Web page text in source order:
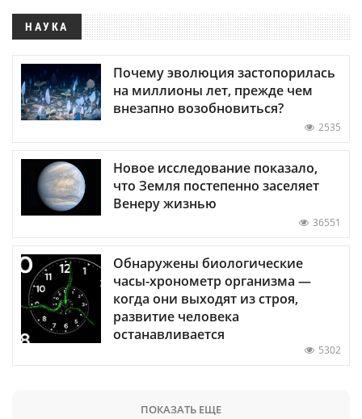
НАУКА
Почему эволюция застопорилась
на миллионы лет, прежде чем
внезапно возобновиться?
2535
Новое исследование показало,
что Земля постепенно заселяет
Венеру жизнью
36551
Обнаружены биологические
часы-хронометр организма —
когда они выходят из строя,
развитие человека
останавливается
5302
ПОКАЗАТЬ ЕЩЕ